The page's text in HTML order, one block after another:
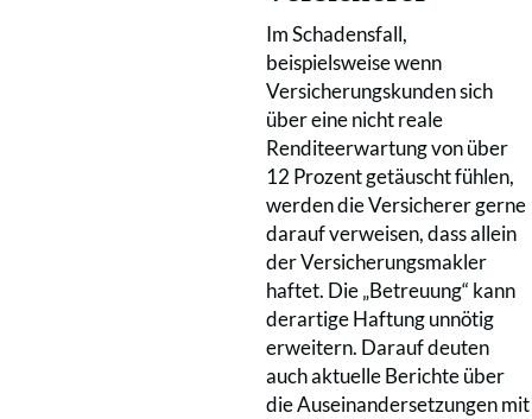
Im Schadensfall,
beispielsweise wenn
Versicherungskunden sich
über eine nicht reale
Renditeerwartung von über
12 Prozent getäuscht fühlen,
werden die Versicherer gerne
darauf verweisen, dass allein
der Versicherungsmakler
haftet. Die „Betreuung“ kann
derartige Haftung unnötig
erweitern. Darauf deuten
auch aktuelle Berichte über
die Auseinandersetzungen mit